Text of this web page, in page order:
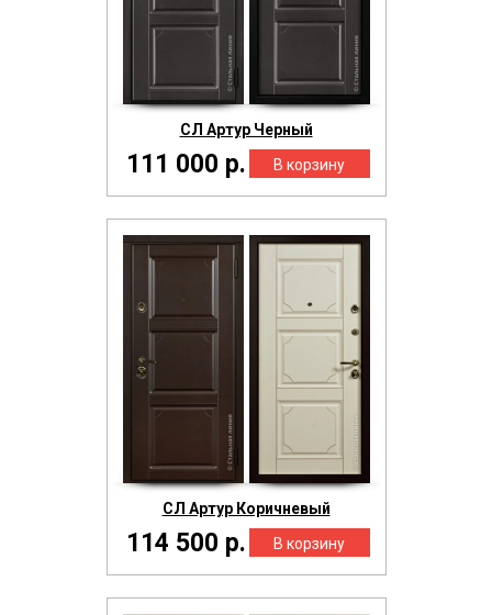
СЛ Артур Черный
111 000 р.
СЛ Артур Коричневый
114 500 р.